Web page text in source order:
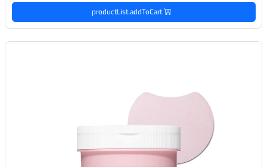
productList.addToCart